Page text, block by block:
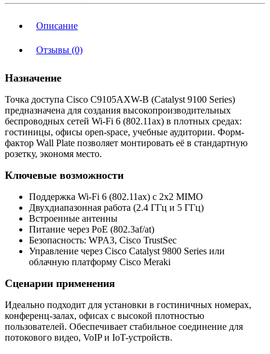
Описание
Отзывы (0)
Назначение
Точка доступа Cisco C9105AXW-B (Catalyst 9100 Series)
предназначена для создания высокопроизводительных
беспроводных сетей Wi-Fi 6 (802.11ax) в плотных средах:
гостиницы, офисы open-space, учебные аудитории. Форм-
фактор Wall Plate позволяет монтировать её в стандартную
розетку, экономя место.
Ключевые возможности
Поддержка Wi-Fi 6 (802.11ax) с 2x2 MIMO
Двухдиапазонная работа (2.4 ГГц и 5 ГГц)
Встроенные антенны
Питание через PoE (802.3af/at)
Безопасность: WPA3, Cisco TrustSec
Управление через Cisco Catalyst 9800 Series или
облачную платформу Cisco Meraki
Сценарии применения
Идеально подходит для установки в гостиничных номерах,
конференц-залах, офисах с высокой плотностью
пользователей. Обеспечивает стабильное соединение для
потокового видео, VoIP и IoT-устройств.